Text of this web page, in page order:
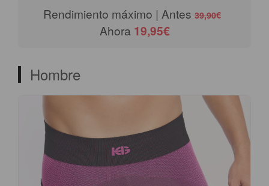
Rendimiento máximo | Antes 39,90€
Ahora 19,95€
Hombre